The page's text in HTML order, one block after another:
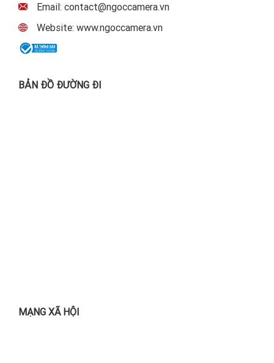
Email: contact@ngoccamera.vn
Website: www.ngoccamera.vn
BẢN ĐỒ ĐƯỜNG ĐI
MẠNG XÃ HỘI